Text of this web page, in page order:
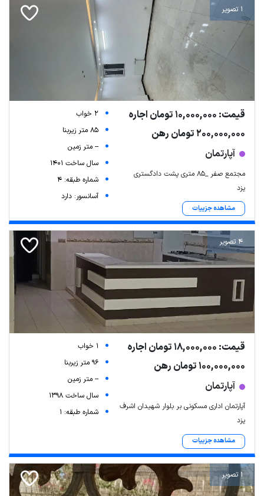
1 تصویر
قیمت: 10,000,000 تومان اجاره
200,000,000 تومان رهن
آپارتمان
مجتمع صفر _۸۵ متری پشت دادگستری
یزد
مشاهده جزییات
2 خواب
85 متر زیربنا
-- متر زمین
سال ساخت 1401
شماره طبقه: 4
آسانسور: دارد
4 تصویر
قیمت: 18,000,000 تومان اجاره
100,000,000 تومان رهن
آپارتمان
آپارتمان اداری مسکونی بر بلوار شهیدان اشرف
یزد
مشاهده جزییات
1 خواب
96 متر زیربنا
-- متر زمین
سال ساخت 1398
شماره طبقه: 1
1 تصویر